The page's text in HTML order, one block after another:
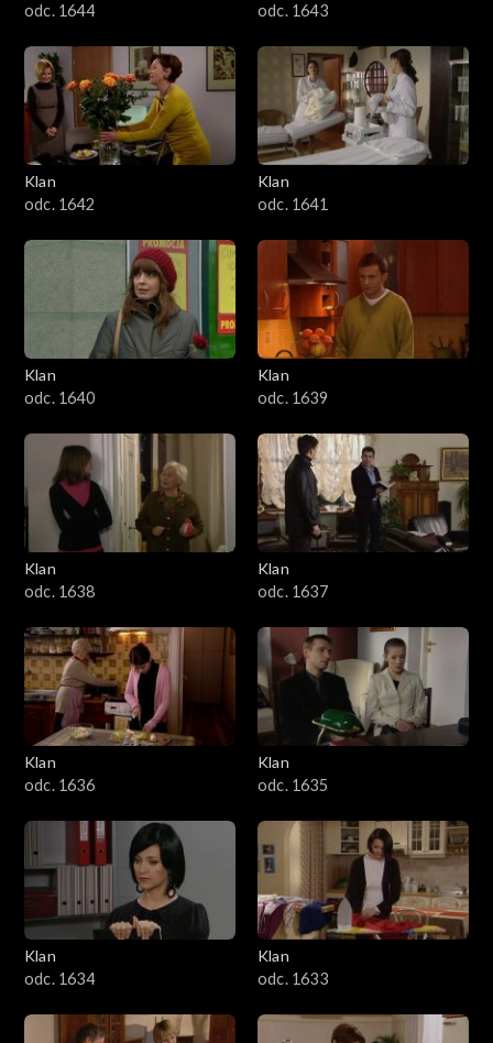
odc. 1644
odc. 1643
Klan
odc. 1642
Klan
odc. 1641
Klan
odc. 1640
Klan
odc. 1639
Klan
odc. 1638
Klan
odc. 1637
Klan
odc. 1636
Klan
odc. 1635
Klan
odc. 1634
Klan
odc. 1633